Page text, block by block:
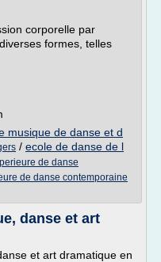
corporelle par
formes, telles
musique de danse et d
/ ecole de danse de l
de danse
de danse contemporaine
danse et art
et art dramatique en